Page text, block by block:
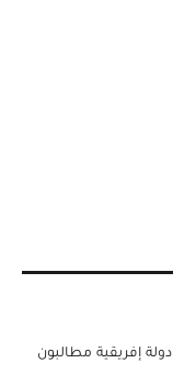
تأشيرة الدخول للولايات المتحدة: مواطنو 30 دولة إفريقية مطالبون